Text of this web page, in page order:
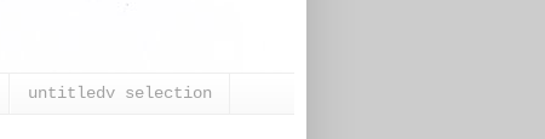
untitledv selection